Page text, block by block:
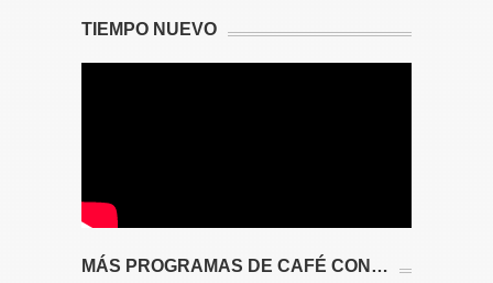
TIEMPO NUEVO
MÁS PROGRAMAS DE CAFÉ CON…